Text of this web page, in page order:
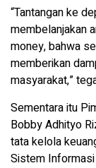
“Tantangan ke
membelanjakan
money, bahwa
memberikan
masyarakat,”
Sementara itu
Bobby Adhityo
tata kelola
Sistem